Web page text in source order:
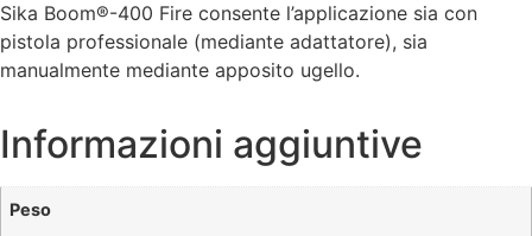
Sika Boom®-400 Fire consente l’applicazione sia con
pistola professionale (mediante adattatore), sia
manualmente mediante apposito ugello.
Informazioni aggiuntive
Peso